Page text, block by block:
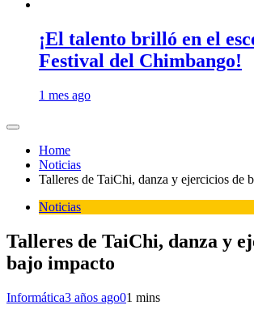
¡El talento brilló en el
Festival del Chimbango!
1 mes ago
Home
Noticias
Talleres de TaiChi, danza y ejercicios de
Noticias
Talleres de TaiChi, danza y
bajo impacto
Informática3 años ago01 mins